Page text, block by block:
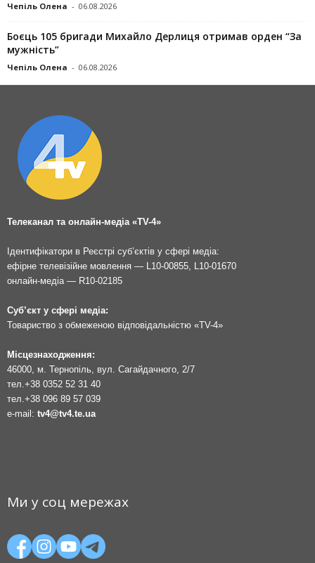
Чепіль Олена - 06.08.2026
Боєць 105 бригади Михайло Дерлиця отримав орден “За
мужність”
Чепіль Олена - 06.08.2026
Телеканал та онлайн-медіа «TV-4»
Ідентифікатори в Реєстрі суб’єктів у сфері медіа:
ефірне телевізійне мовлення — L10-00855, L10-01670
онлайн-медіа — R10-02185
Суб’єкт у сфері медіа:
Товариство з обмеженою відповідальністю «TV-4»
Місцезнаходження:
46000, м. Тернопіль, вул. Сагайдачного, 2/7
тел.+38 0352 52 31 40
тел.+38 096 89 57 039
e-mail: tv4@tv4.te.ua
Ми у соц мережах